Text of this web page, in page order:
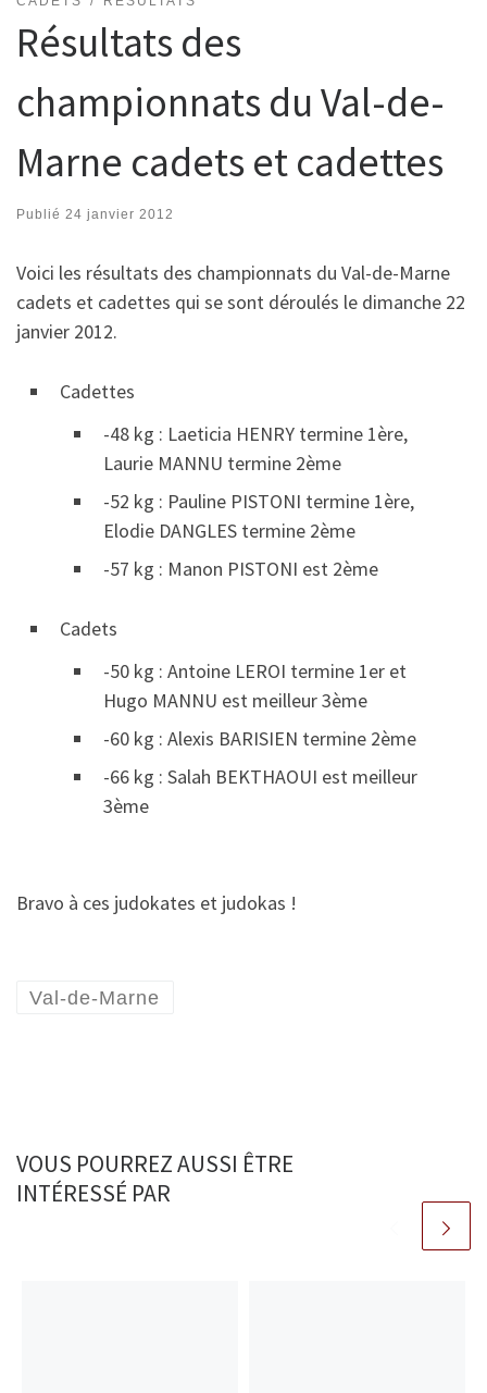
Résultats des
championnats du Val-de-
Marne cadets et cadettes
Publié 24 janvier 2012
Voici les résultats des championnats du Val-de-Marne
cadets et cadettes qui se sont déroulés le dimanche 22
janvier 2012.
Cadettes
-48 kg : Laeticia HENRY termine 1ère,
Laurie MANNU termine 2ème
-52 kg : Pauline PISTONI termine 1ère,
Elodie DANGLES termine 2ème
-57 kg : Manon PISTONI est 2ème
Cadets
-50 kg : Antoine LEROI termine 1er et
Hugo MANNU est meilleur 3ème
-60 kg : Alexis BARISIEN termine 2ème
-66 kg : Salah BEKTHAOUI est meilleur
3ème
Bravo à ces judokates et judokas !
Val-de-Marne
VOUS POURREZ AUSSI ÊTRE
INTÉRESSÉ PAR